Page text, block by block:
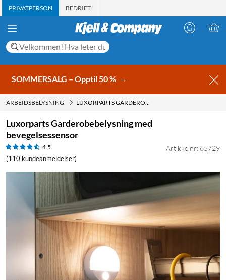
PRIVATPERSON BEDRIFT
SOMMERSALG – Opptil 50 % →
ARBEIDSBELYSNING LUXORPARTS GARDEROBEBELYSNING MED BEVEGELSESSENSOR
Luxorparts Garderobebelysning med
bevegelsessensor
4.5
(110 kundeanmeldelser)
Artikkelnr: 65729